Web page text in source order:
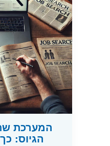
המערכת
הגיוס: